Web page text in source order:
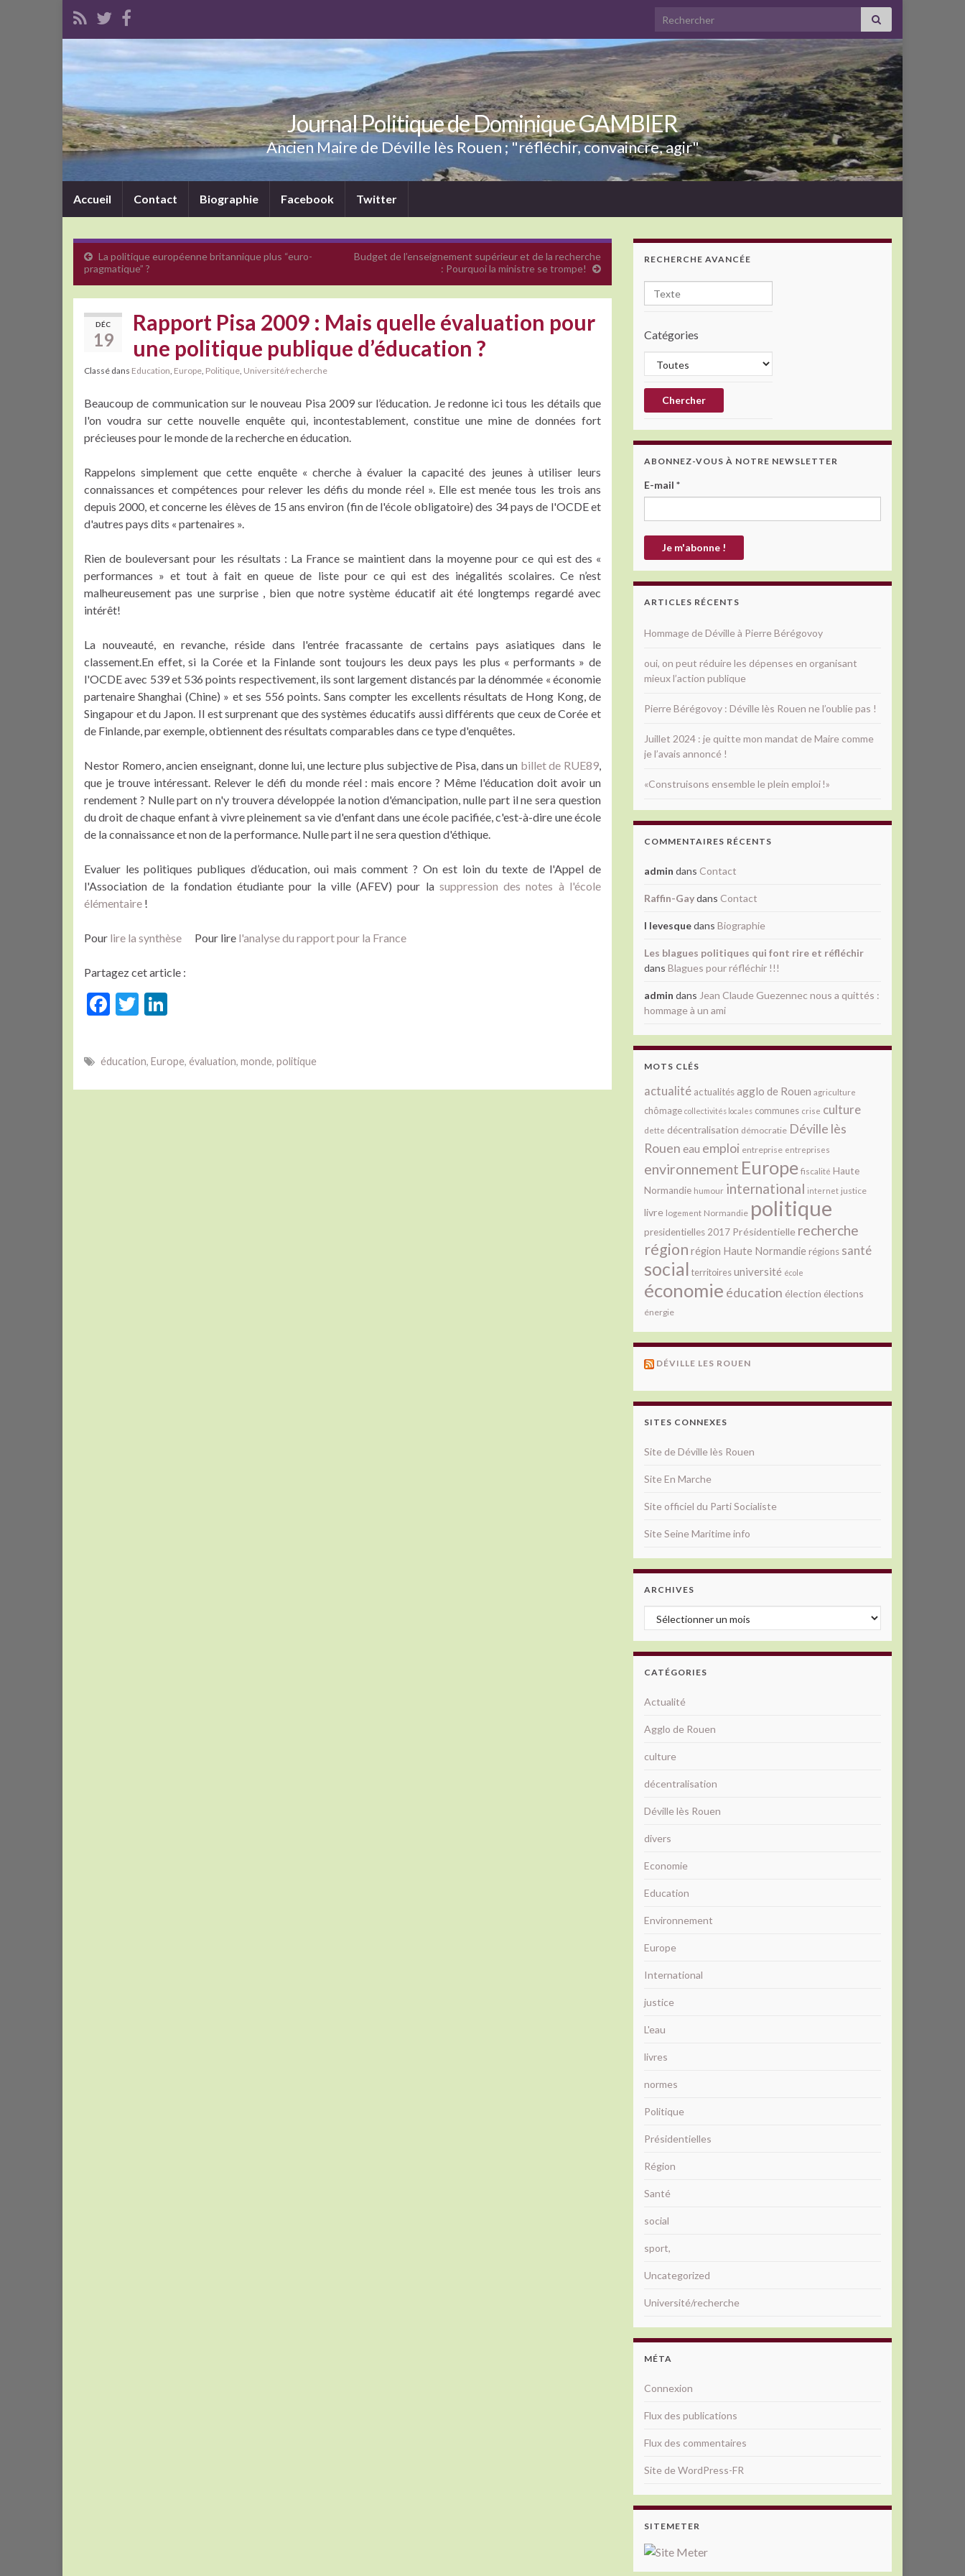
Search for:
Journal Politique de Dominique GAMBIER
Ancien Maire de Déville lès Rouen ; "réfléchir, convaincre, agir"
Accueil Contact Biographie Facebook Twitter
La politique européenne britannique plus “euro-
pragmatique” ?
Budget de l’enseignement supérieur et de la recherche
: Pourquoi la ministre se trompe!
DÉC
19
Rapport Pisa 2009 : Mais quelle évaluation pour
une politique publique d’éducation ?
Classé dans Education, Europe, Politique, Université/recherche
Beaucoup de communication sur le nouveau Pisa 2009 sur l’éducation. Je redonne ici tous les détails que
l'on voudra sur cette nouvelle enquête qui, incontestablement, constitue une mine de données fort
précieuses pour le monde de la recherche en éducation.
Rappelons simplement que cette enquête « cherche à évaluer la capacité des jeunes à utiliser leurs
connaissances et compétences pour relever les défis du monde réel ». Elle est menée tous les trois ans
depuis 2000, et concerne les élèves de 15 ans environ (fin de l'école obligatoire) des 34 pays de l'OCDE et
d'autres pays dits « partenaires ».
Rien de bouleversant pour les résultats : La France se maintient dans la moyenne pour ce qui est des «
performances » et tout à fait en queue de liste pour ce qui est des inégalités scolaires. Ce n’est
malheureusement pas une surprise , bien que notre système éducatif ait été longtemps regardé avec
intérêt!
La nouveauté, en revanche, réside dans l'entrée fracassante de certains pays asiatiques dans le
classement.En effet, si la Corée et la Finlande sont toujours les deux pays les plus « performants » de
l'OCDE avec 539 et 536 points respectivement, ils sont largement distancés par la dénommée « économie
partenaire Shanghai (Chine) » et ses 556 points. Sans compter les excellents résultats de Hong Kong, de
Singapour et du Japon. Il est surprenant que des systèmes éducatifs aussi différents que ceux de Corée et
de Finlande, par exemple, obtiennent des résultats comparables dans ce type d'enquêtes.
Nestor Romero, ancien enseignant, donne lui, une lecture plus subjective de Pisa, dans un billet de RUE89,
que je trouve intéressant. Relever le défi du monde réel : mais encore ? Même l'éducation doit avoir un
rendement ? Nulle part on n'y trouvera développée la notion d'émancipation, nulle part il ne sera question
du droit de chaque enfant à vivre pleinement sa vie d'enfant dans une école pacifiée, c'est-à-dire une école
de la connaissance et non de la performance. Nulle part il ne sera question d'éthique.
Evaluer les politiques publiques d’éducation, oui mais comment ? On est loin du texte de l'Appel de
l'Association de la fondation étudiante pour la ville (AFEV) pour la suppression des notes à l'école
élémentaire !
Pour lire la synthèse Pour lire l'analyse du rapport pour la France
Partagez cet article :
F
e
b
o
T
itt
er dI
n
éducation, Europe, évaluation, monde, politique
RECHERCHE AVANCÉE
Catégories
ABONNEZ-VOUS À NOTRE NEWSLETTER
E-mail *
ARTICLES RÉCENTS
Hommage de Déville à Pierre Bérégovoy
oui, on peut réduire les dépenses en organisant
mieux l’action publique
Pierre Bérégovoy : Déville lès Rouen ne l’oublie pas !
Juillet 2024 : je quitte mon mandat de Maire comme
je l’avais annoncé !
«Construisons ensemble le plein emploi !»
COMMENTAIRES RÉCENTS
admin dans Contact
Raffin-Gaydans Contact
l levesquedans Biographie
Les blagues politiques qui font rire et réfléchir
dans Blagues pour réfléchir !!!
admin dans Jean Claude Guezennec nous a quittés :
hommage à un ami
MOTS CLÉS
actualité actualitésagglo de Rouen agriculture
chômage collectivités locales communes crise culture
dette décentralisation démocratie Déville lès
Rouen eau emploi entreprise entreprises
environnement Europe fiscalité Haute
Normandie humour international internet justice
livre logement Normandie politique
presidentielles 2017 Présidentielle recherche
région région Haute Normandie régions santé
social territoiresuniversité école
économie éducation élection élections
énergie
DÉVILLE LES ROUEN
SITES CONNEXES
Site de Déville lès Rouen
Site En Marche
Site officiel du Parti Socialiste
Site Seine Maritime info
ARCHIVES
Archives
CATÉGORIES
Actualité
Agglo de Rouen
culture
décentralisation
Déville lès Rouen
divers
Economie
Education
Environnement
Europe
International
justice
L'eau
livres
normes
Politique
Présidentielles
Région
Santé
social
sport,
Uncategorized
Université/recherche
MÉTA
Connexion
Flux des publications
Flux des commentaires
Site de WordPress-FR
SITEMETER